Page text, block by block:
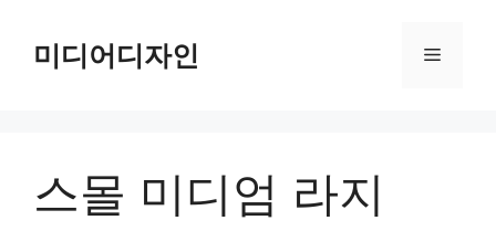
미디어디자인 메
스몰 미디엄 라지